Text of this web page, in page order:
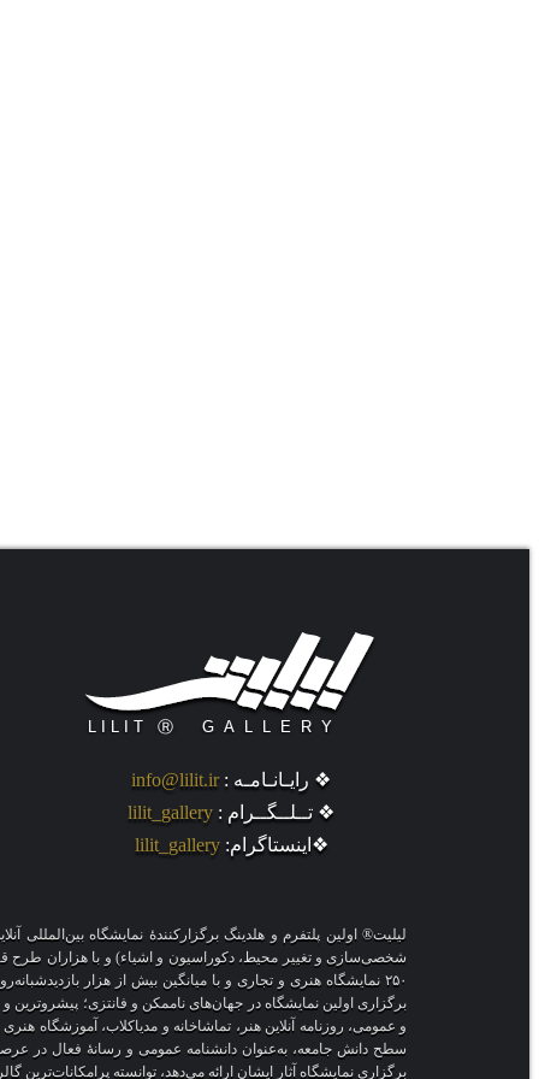
❖ رایـانـامـه : info@lilit.ir
❖ تــلــگــرام : lilit_gallery
❖اینستاگرام: lilit_gallery
لیلیت® اولین پلتفرم و هلدینگ برگزارکنندهٔ نمایشگاه
شخصی‌سازی و تغییر محیط، دکوراسیون و اشیاء) و با هزاران طرح
۲۵۰ نمایشگاه هنری و تجاری و با میانگین بیش از هزار
برگزاری اولین نمایشگاه در جهان‌های ناممکن و فانتزی؛ پیشروترین
و عمومی، روزنامه آنلاین هنر، تماشاخانه و مدیاکلاب، آموزشگاه
سطح دانش جامعه، به‌عنوان دانشنامه عمومی و رسانهٔ فعال در
برگزاری نمایشگاه آثار ایشان ارائه می‌دهد، توانسته